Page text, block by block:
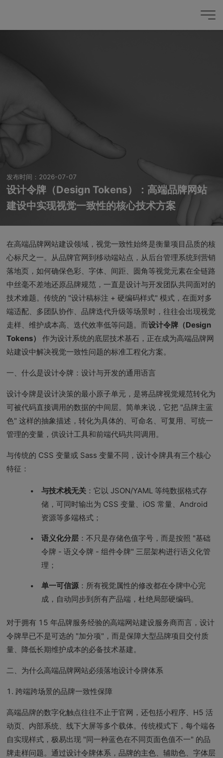
发布时间：2026-07-07
设计令牌（Design Tokens）：高端品牌网站
建设中实现视觉一致性的核心技术方案
在高端品牌网站建设领域，视觉一致性始终是衡量项目品质的核
心标尺之一。从品牌官网到移动端站点，从后台管理系统到营销
落地页，如何确保色彩、字体、间距、圆角等视觉元素在全链路
中丝毫不差地还原品牌规范，一直是设计与开发团队共同面对的
技术难题。传统的 "设计稿标注 + 硬编码样式" 模式，在面对多
端适配、多团队协作、品牌迭代升级等场景时，往往会出现视觉
走样、维护成本高、迭代效率低等问题。而设计令牌（Design
Tokens）
作为设计系统的底层技术基石，正在成为高端品牌网
站建设中解决视觉一致性问题的标准工程化方案。
一、什么是设计令牌：设计与开发的通用语言
设计令牌是设计决策的最小原子单元，是将品牌视觉规范转化为
可被代码直接调用的数据的中间层。简单来说，它把 "品牌主蓝
色" 这样的抽象描述，转化为具体的、可命名、可复用、可统一
管理的变量，供设计工具和前端代码共同调用。
与传统的 CSS 变量或 Sass 变量不同，设计令牌具有三个核心
特征：
与技术栈无关 ：它以 JSON/YAML 等纯数据格式存
储，可同时输出为 CSS 变量、iOS 常量、Android
资源等多端格式；
语义化分层 ：不只是存储色值字号，而是按照 "基础
令牌 - 语义令牌 - 组件令牌" 三层架构进行语义化管
理；
单一可信源：所有视觉属性的修改都在令牌中心完
成，自动同步到所有产品端，杜绝局部硬编码。
对于拥有 15 年品牌服务经验的高端网站建设服务商而言，设计
令牌早已不是可选的 "加分项"，而是保障大型品牌项目交付质
量、降低长期维护成本的必备技术基建。
二、为什么高端品牌网站必须落地设计令牌体系
1. 跨端跨场景的品牌一致性保障
高端品牌的数字化触点往往不止于官网，还包括小程序、H5 活
动页、内部系统、线下大屏等多个载体。传统模式下，每个端各
自实现样式，极易出现 "同一种蓝色在不同页面色值不一" 的品
牌走样问题。通过设计令牌体系，品牌的主色、辅助色、字体层